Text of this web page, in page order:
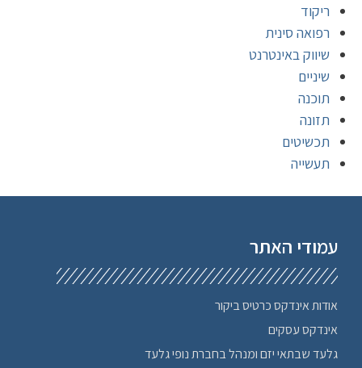
ריקוד
רפואה סינית
שיווק באינטרנט
שיניים
תוכנה
תזונה
תכשיטים
תעשייה
עמודי האתר
אודות אינדקס כרטיס ביקור
אינדקס עסקים
גלעד שבתאי יזם ומנהל בחברת נופי גלעד